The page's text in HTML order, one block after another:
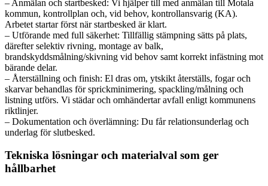
– Anmälan och startbesked: Vi hjälper till med anmälan till Motala
kommun, kontrollplan och, vid behov, kontrollansvarig (KA).
Arbetet startar först när startbesked är klart.
– Utförande med full säkerhet: Tillfällig stämpning sätts på plats,
därefter selektiv rivning, montage av balk,
brandskyddsmålning/skivning vid behov samt korrekt infästning mot
bärande delar.
– Återställning och finish: El dras om, ytskikt återställs, fogar och
skarvar behandlas för sprickminimering, spackling/målning och
listning utförs. Vi städar och omhändertar avfall enligt kommunens
riktlinjer.
– Dokumentation och överlämning: Du får relationsunderlag och
underlag för slutbesked.
Tekniska lösningar och materialval som ger
hållbarhet